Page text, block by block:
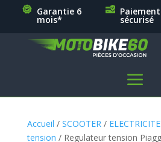
Garantie 6
mois*
Paiement
sécurisé
a
Accueil / SCOOTER / ELECTRICITE
tension / Regulateur tension